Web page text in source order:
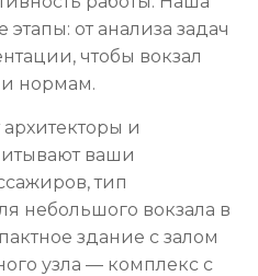
этапы: от анализа задач
чтобы вокзал
нормам.
и
ваши
тип
небольшого вокзала в
здание с залом
узла — комплекс с